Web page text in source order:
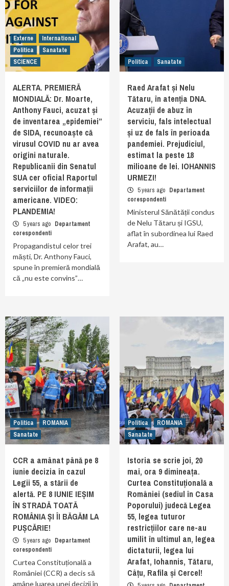
Externe
International
Politica
Sanatate
SCIENCE
ALERTA. PREMIERĂ
MONDIALĂ: Dr. Moarte,
Anthony Fauci, acuzat și
de inventarea „epidemiei”
de SIDA, recunoaște că
virusul COVID nu ar avea
origini naturale.
Republicanii din Senatul
SUA cer oficial Raportul
serviciilor de informații
americane. VIDEO:
PLANDEMIA!
5 years ago Departament
corespondenti
Propagandistul celor trei
măști, Dr. Anthony Fauci,
spune în premieră mondială
că „nu este convins”…
Politica Sanatate
Raed Arafat și Nelu
Tătaru, în atenția DNA.
Acuzații de abuz în
serviciu, fals intelectual
și uz de fals în perioada
pandemiei. Prejudiciul,
estimat la peste 18
milioane de lei. IOHANNIS
URMEZI!
5 years ago Departament
corespondenti
Ministerul Sănătății condus
de Nelu Tătaru și IGSU,
aflat în subordinea lui Raed
Arafat, au…
Politica
ROMANIA
Sanatate
CCR a amânat până pe 8
iunie decizia în cazul
Legii 55, a stării de
alertă. PE 8 IUNIE IEȘIM
ÎN STRADĂ TOATĂ
ROMÂNIA ȘI ÎI BĂGĂM LA
PUȘCĂRIE!
5 years ago Departament
corespondenti
Curtea Constituțională a
României (CCR) a decis să
amâne luarea unei decizii în
Politica
ROMANIA
Sanatate
Istoria se scrie joi, 20
mai, ora 9 dimineața.
Curtea Constituțională a
României (sediul în Casa
Poporului) judecă Legea
55, legea tuturor
restricțiilor care ne-au
umilit în ultimul an, legea
dictaturii, legea lui
Arafat, Iohannis, Tătaru,
Câțu, Rafila și Cercel!